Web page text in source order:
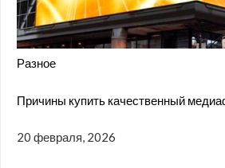
Разное
Причины купить качественный
20 февраля, 2026